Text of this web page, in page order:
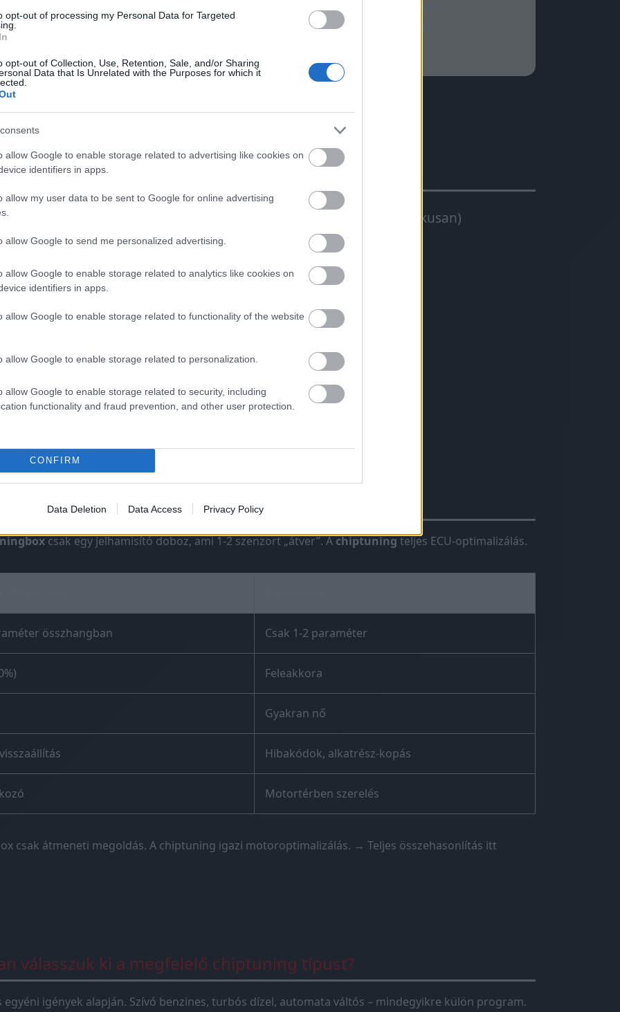
opt-out of processing my Personal Data for Targeted
opt-out of Collection, Use, Retention, Sale, and/or Sharing
Data that Is Unrelated with the Purposes for which it
allow Google to enable storage related to advertising like cookies on
identifiers in apps.
allow my user data to be sent to Google for online advertising
allow Google to send me personalized advertising.
allow Google to enable storage related to analytics like cookies on
identifiers in apps.
allow Google to enable storage related to functionality of the website
allow Google to enable storage related to personalization.
allow Google to enable storage related to security, including
functionality and fraud prevention, and other user protection.
CONFIRM
Data Deletion Data Access Privacy Policy
(ECU) átprogramozása OBD-csatlakozón keresztül. Nem hardver-csere, nem turbócsere – csak a
paraméteren (üzemanyag, turbónyomás, előgyújtás, gázpedál-reakció stb.). Eredeti szoftvert
valós előnyei – számokkal alátámasztva
: szívó benzines 10-12%, turbós/dízel 20-40% (+30-80 LE tipikusan)
növekedés : 20-40% – rugalmasabb motor, kevesebb váltás
: 5-15% (pl. 5,9 liter → 5,2 liter/100 km)
gyorsulás, eltűnő turbólyuk, jobb gázpedál-reakció
előzés, alacsonyabb fordulatszámon is erős motor
Nem nő a károsanyag-kibocsátás, diagnosztika zavartalan
→ Olvassa el részletesen a chiptuning oldalunkat
vs Tuningbox – miért nyer mindig a chiptuning?
csak egy jelhamisító doboz, ami 1-2 szenzort „átver”. Achiptuningteljes ECU-optimalizálás.
összhangban Csak 1-2 paraméter
Feleakkora
Gyakran nő
Hibakódok, alkatrész-kopás
Motortérben szerelés
csak átmeneti megoldás. A chiptuning igazi motoroptimalizálás. → Teljes összehasonlítás itt
válasszuk ki a megfelelő chiptuning típust?
igények alapján. Szívó benzines, turbós dízel, automata váltós – mindegyikre külön program.